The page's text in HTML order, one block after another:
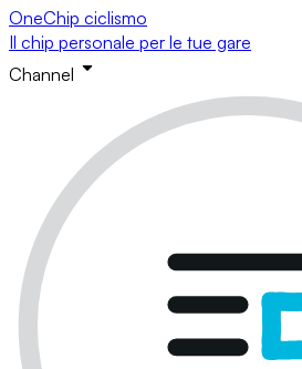
OneChip ciclismo
Il chip personale per le tue gare
Channel